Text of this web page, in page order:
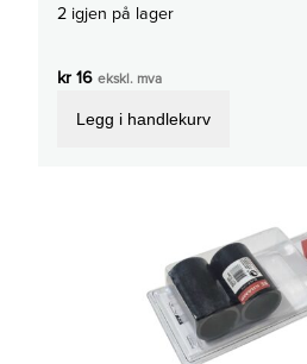
2 igjen på lager
kr16 ekskl. mva
Legg i handlekurv